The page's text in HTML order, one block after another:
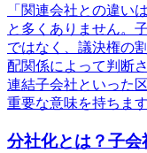
「関連会社との違い
と多くありません。
ではなく、議決権の
配関係によって判断
連結子会社といった
重要な意味を持ちま
分社化とは？子